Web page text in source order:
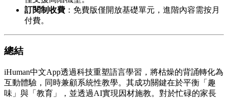
訂閱制收費 ：免費版僅開放基礎單元，進階內容需按月
付費。
總結
iHuman中文App透過科技重塑語言學習，將枯燥的背誦轉化為
互動體驗，同時兼顧系統性教學。其成功關鍵在於平衡「趣
味」與「教育」，並透過AI實現因材施教。對於忙碌的家長